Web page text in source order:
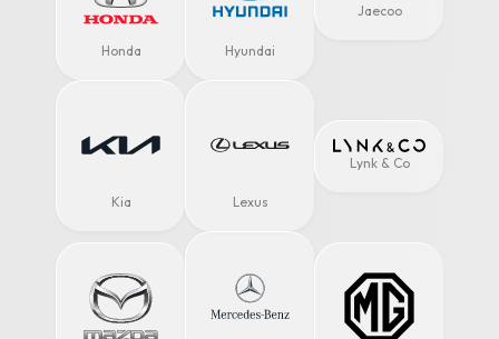
Honda Hyundai
Jaecoo
Kia Lexus
Lynk & Co